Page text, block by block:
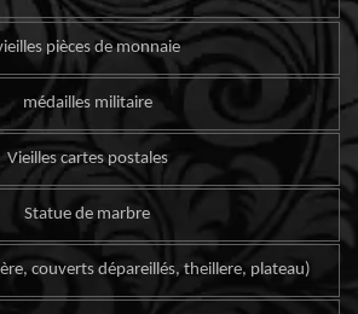
pièces de monnaie
médailles militaire
Vieilles cartes postales
Statue de marbre
couverts dépareillés, theillere, plateau)